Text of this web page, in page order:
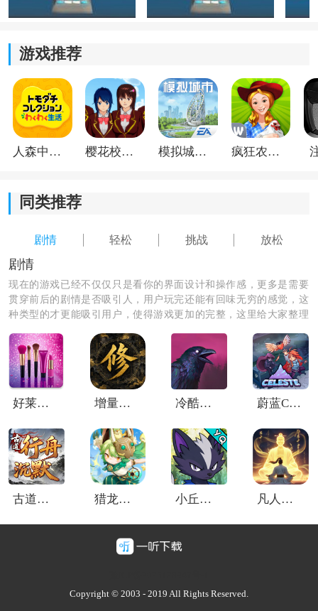
《3D混合切片》游戏优势：
切割效果和挑战难度。
2.游戏提供多种道具辅助切割水果，如炸弹、冰冻道具
等，让你体验更多创意的切割方式。
3.剧情模式让你在解锁关卡的享受游戏背后隐藏的故事，
增加了游戏的趣味性和深度。
程中充分沉浸，增添乐趣。
游戏推荐
人森中文版 樱花校园模拟器1.048.00中文版 模拟城市我是巿长联机版 疯狂农场3美国派19
同类推荐
剧情 轻松 挑战 放松
剧情
现在的游戏已经不仅仅只是看你的界面设计和操作感，更多是需要
贯穿前后的剧情是否吸引人，用户玩完还能有回味无穷的感觉，这
种类型的才更能吸引用户，使得游戏更加的完整，这里给大家整理
好莱坞物语时尚明星Hollywood Story 增量修仙 冷酷灵魂中文版 蔚蓝Celeste
古道行舟沉默 猎龙者之歌3.5折 小丘妖怪 凡人修仙传人界篇内部版
Copyright © 2003 - 2019 All Rights Reserved.